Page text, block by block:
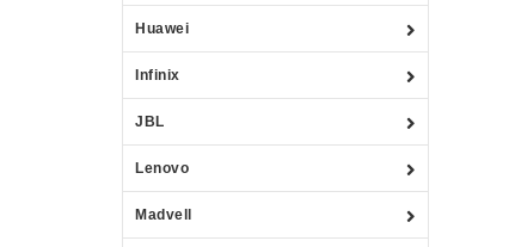
Huawei
Infinix
JBL
Lenovo
Madvell